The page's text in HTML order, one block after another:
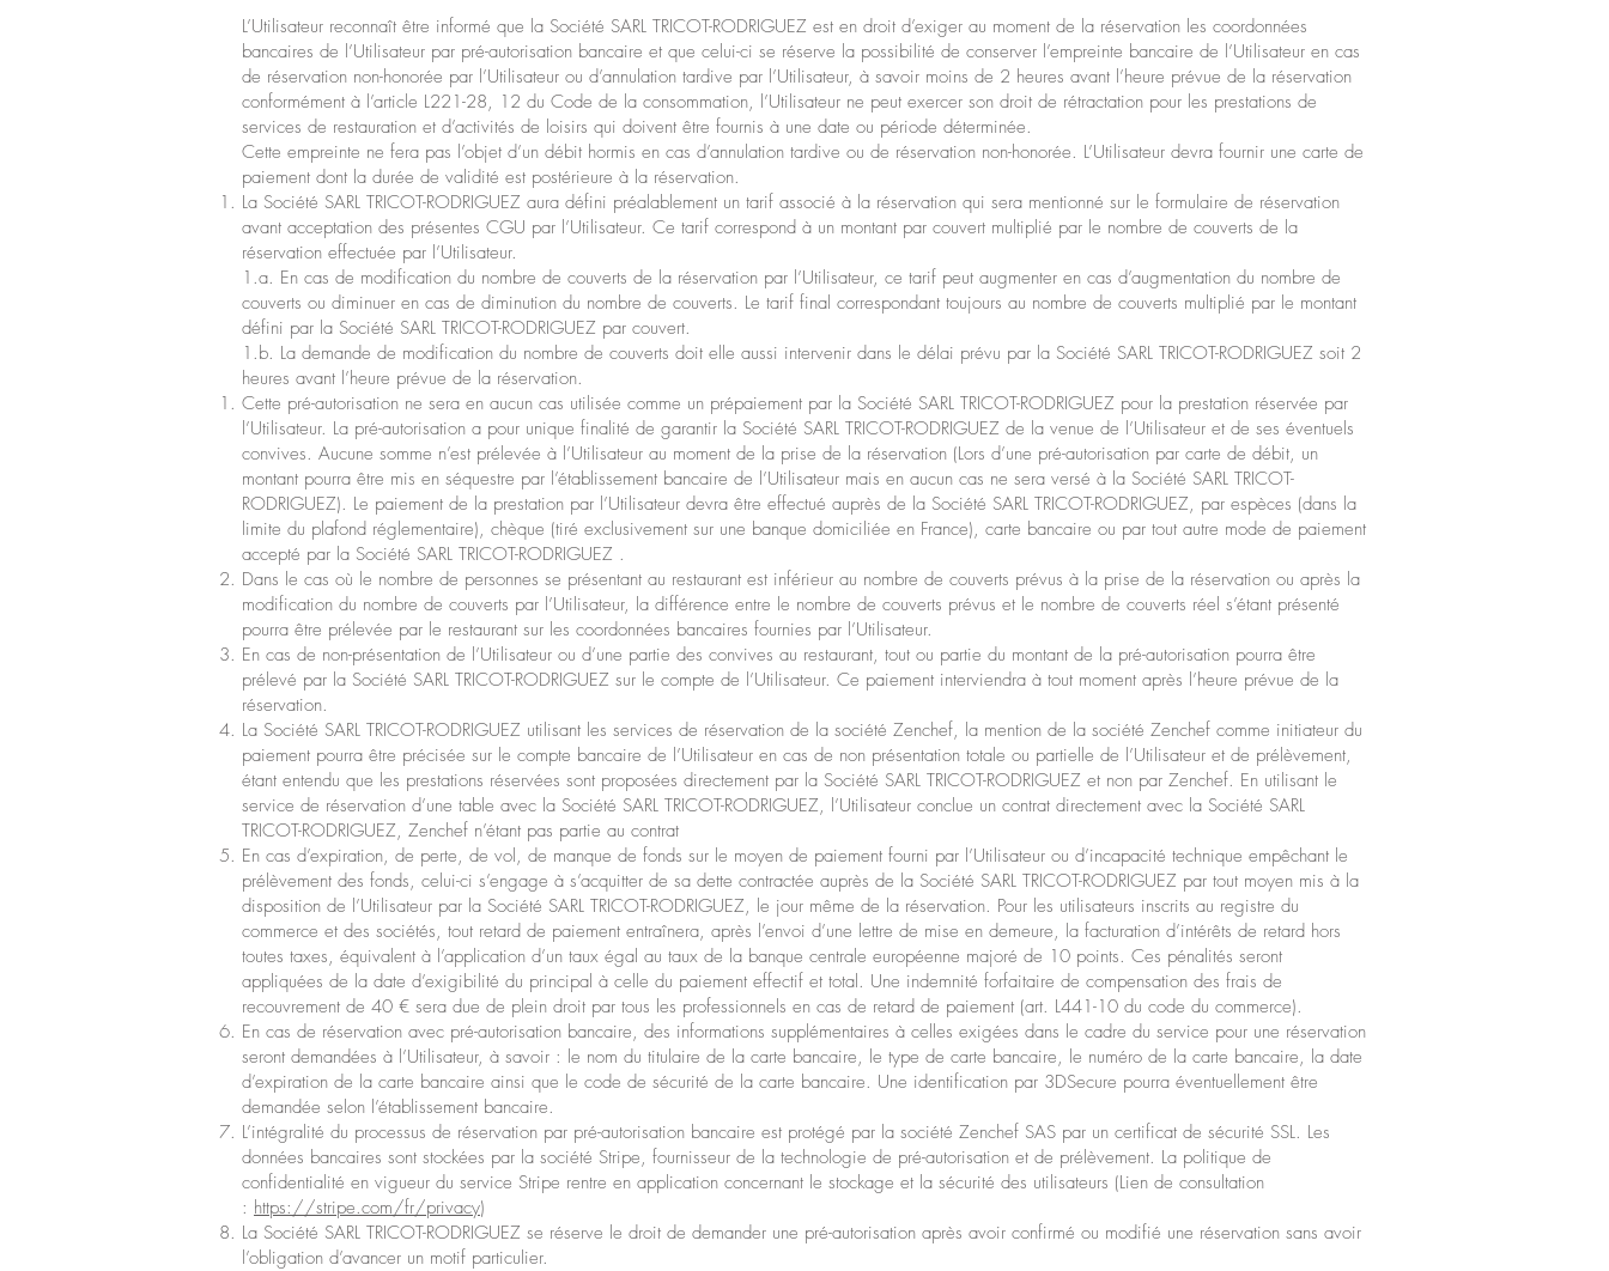
L’Utilisateur reconnaît être informé que la Société SARL TRICOT-RODRIGUEZ est en droit d’exiger au moment de la réservation les coordonnées
bancaires de l’Utilisateur par pré-autorisation bancaire et que celui-ci se réserve la possibilité de conserver l’empreinte bancaire de l’Utilisateur en cas
de réservation non-honorée par l’Utilisateur ou d’annulation tardive par l’Utilisateur, à savoir moins de 2 heures avant l’heure prévue de la réservation
conformément à l’article L221-28, 12 du Code de la consommation, l’Utilisateur ne peut exercer son droit de rétractation pour les prestations de
services de restauration et d’activités de loisirs qui doivent être fournis à une date ou période déterminée.
Cette empreinte ne fera pas l’objet d’un débit hormis en cas d’annulation tardive ou de réservation non-honorée. L’Utilisateur devra fournir une carte de
paiement dont la durée de validité est postérieure à la réservation.
La Société SARL TRICOT-RODRIGUEZ aura défini préalablement un tarif associé à la réservation qui sera mentionné sur le formulaire de réservation
avant acceptation des présentes CGU par l’Utilisateur. Ce tarif correspond à un montant par couvert multiplié par le nombre de couverts de la
réservation effectuée par l’Utilisateur.
1.a. En cas de modification du nombre de couverts de la réservation par l’Utilisateur, ce tarif peut augmenter en cas d’augmentation du nombre de
couverts ou diminuer en cas de diminution du nombre de couverts. Le tarif final correspondant toujours au nombre de couverts multiplié par le montant
défini par la Société SARL TRICOT-RODRIGUEZ par couvert.
1.b. La demande de modification du nombre de couverts doit elle aussi intervenir dans le délai prévu par la Société SARL TRICOT-RODRIGUEZ soit 2
heures avant l’heure prévue de la réservation.
Cette pré-autorisation ne sera en aucun cas utilisée comme un prépaiement par la Société SARL TRICOT-RODRIGUEZ pour la prestation réservée par
l’Utilisateur. La pré-autorisation a pour unique finalité de garantir la Société SARL TRICOT-RODRIGUEZ de la venue de l’Utilisateur et de ses éventuels
convives. Aucune somme n’est prélevée à l’Utilisateur au moment de la prise de la réservation (Lors d’une pré-autorisation par carte de débit, un
montant pourra être mis en séquestre par l’établissement bancaire de l’Utilisateur mais en aucun cas ne sera versé à la Société SARL TRICOT-
RODRIGUEZ). Le paiement de la prestation par l’Utilisateur devra être effectué auprès de la Société SARL TRICOT-RODRIGUEZ, par espèces (dans la
limite du plafond réglementaire), chèque (tiré exclusivement sur une banque domiciliée en France), carte bancaire ou par tout autre mode de paiement
accepté par la Société SARL TRICOT-RODRIGUEZ .
Dans le cas où le nombre de personnes se présentant au restaurant est inférieur au nombre de couverts prévus à la prise de la réservation ou après la
modification du nombre de couverts par l’Utilisateur, la différence entre le nombre de couverts prévus et le nombre de couverts réel s’étant présenté
pourra être prélevée par le restaurant sur les coordonnées bancaires fournies par l’Utilisateur.
En cas de non-présentation de l’Utilisateur ou d’une partie des convives au restaurant, tout ou partie du montant de la pré-autorisation pourra être
prélevé par la Société SARL TRICOT-RODRIGUEZ sur le compte de l’Utilisateur. Ce paiement interviendra à tout moment après l’heure prévue de la
réservation.
La Société SARL TRICOT-RODRIGUEZ utilisant les services de réservation de la société Zenchef, la mention de la société Zenchef comme initiateur du
paiement pourra être précisée sur le compte bancaire de l’Utilisateur en cas de non présentation totale ou partielle de l’Utilisateur et de prélèvement,
étant entendu que les prestations réservées sont proposées directement par la Société SARL TRICOT-RODRIGUEZ et non par Zenchef. En utilisant le
service de réservation d’une table avec la Société SARL TRICOT-RODRIGUEZ, l’Utilisateur conclue un contrat directement avec la Société SARL
TRICOT-RODRIGUEZ, Zenchef n’étant pas partie au contrat
En cas d’expiration, de perte, de vol, de manque de fonds sur le moyen de paiement fourni par l’Utilisateur ou d’incapacité technique empêchant le
prélèvement des fonds, celui-ci s’engage à s’acquitter de sa dette contractée auprès de la Société SARL TRICOT-RODRIGUEZ par tout moyen mis à la
disposition de l’Utilisateur par la Société SARL TRICOT-RODRIGUEZ, le jour même de la réservation. Pour les utilisateurs inscrits au registre du
commerce et des sociétés, tout retard de paiement entraînera, après l’envoi d’une lettre de mise en demeure, la facturation d’intérêts de retard hors
toutes taxes, équivalent à l’application d’un taux égal au taux de la banque centrale européenne majoré de 10 points. Ces pénalités seront
appliquées de la date d’exigibilité du principal à celle du paiement effectif et total. Une indemnité forfaitaire de compensation des frais de
recouvrement de 40 € sera due de plein droit par tous les professionnels en cas de retard de paiement (art. L441-10 du code du commerce).
En cas de réservation avec pré-autorisation bancaire, des informations supplémentaires à celles exigées dans le cadre du service pour une réservation
seront demandées à l’Utilisateur, à savoir : le nom du titulaire de la carte bancaire, le type de carte bancaire, le numéro de la carte bancaire, la date
d’expiration de la carte bancaire ainsi que le code de sécurité de la carte bancaire. Une identification par 3DSecure pourra éventuellement être
demandée selon l’établissement bancaire.
L’intégralité du processus de réservation par pré-autorisation bancaire est protégé par la société Zenchef SAS par un certificat de sécurité SSL. Les
données bancaires sont stockées par la société Stripe, fournisseur de la technologie de pré-autorisation et de prélèvement. La politique de
confidentialité en vigueur du service Stripe rentre en application concernant le stockage et la sécurité des utilisateurs (Lien de consultation
: https://stripe.com/fr/privacy)
La Société SARL TRICOT-RODRIGUEZ se réserve le droit de demander une pré-autorisation après avoir confirmé ou modifié une réservation sans avoir
l’obligation d’avancer un motif particulier.